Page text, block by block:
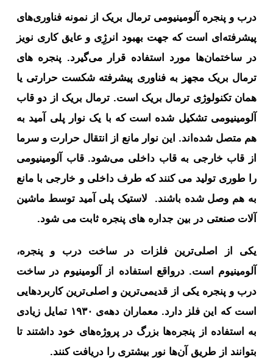
درب و پنجره آلومینیومی ترمال بریک از نمونه فناوری‌های
پیشرفته‌ای است که جهت بهبود انرژِی و عایق کاری نویز
در ساختمان‌ها مورد استفاده قرار می‌گیرد. پنجره های
ترمال بریک مجهز به فناوری پیشرفته شکست حرارتی یا
همان تکنولوژی ترمال بریک است. ترمال بریک از دو قاب
آلومینیومی تشکیل شده است که با یک نوار پلی آمید به
هم متصل شده‌اند. این نوار مانع از انتقال حرارت و سرما
از قاب خارجی به قاب داخلی می‌شود. قاب آلومینیومی
را طوری تولید می کنند که طرف داخلی و خارجی با مانع
به هم وصل شده باشند. لاستیک پلی آمید توسط ماشین
آلات صنعتی در بین جداره های پنجره ثابت می شود.
یک‍ی از اصلی‌ترین فلزات در ساخت درب و پنجره،
آلومینیوم است. درواقع استفاده از آلومینیوم در ساخت
درب و پنجره یکی از قدیمی‌ترین و اصلی‌ترین کاربردهایی
است که این فلز دارد. معماران دهه‌ی ۱۹۳۰ تمایل زیادی
به استفاده از پنجره‌ها بزرگ در پروژه‌های خود داشتند تا
بتوانند از طریق آن‌ها نور بیشتری را دریافت کنند.